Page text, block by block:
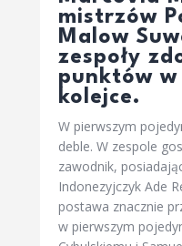
mistrzów
Malow
zespoły
punktów
kolejce.
W pierwszym
deble. W zespole
zawodnik,
Indonezyjczyk Ade
postawa znacznie
w pierwszym